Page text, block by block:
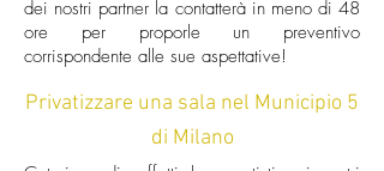
dei nostri partner la contatterà in meno di 48
ore per proporle un preventivo
corrispondente alle sue aspettative!
Privatizzare una sala nel Municipio 5
di Milano